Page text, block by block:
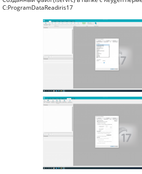
C:ProgramDataReadiris17